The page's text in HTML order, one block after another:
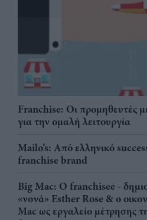
Franchise: Οι προμηθευτές
για την ομαλή λειτουργία
Mailo’s: Από ελληνικό
franchise brand
Big Mac: Ο franchisee -
«νονά» Esther Rose & ο
Mac ως εργαλείο μέτρησης